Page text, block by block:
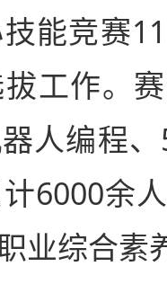
能竞赛
工作。
人编程
6000余
业综合素